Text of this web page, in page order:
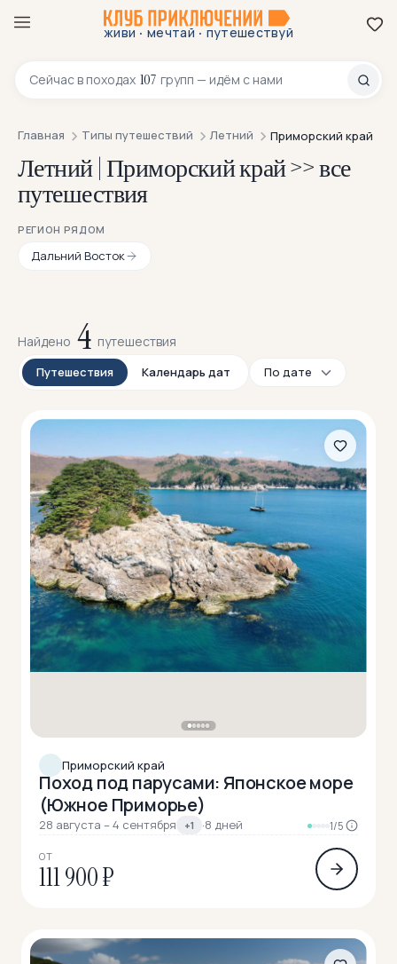
живи · мечтай · путешествуй
Сейчас в походах 107 групп — идём с нами
8 800 200-70-23
Главная Типы путешествий Летний Приморский край
Летний | Приморский край >> все
путешествия
РЕГИОН РЯДОМ
Дальний Восток
Найдено 4 путешествия
Путешествия Календарь дат
Приморский край
Поход под парусами: Японское море
(Южное Приморье)
28 августа – 4 сентября +1 ·8 дней 1/5
ОТ
111 900 ₽